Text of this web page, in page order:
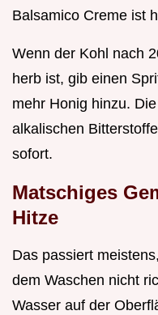
Balsamico Creme ist
Wenn der Kohl nach
herb ist, gib einen
mehr Honig hinzu.
alkalischen
sofort.
Matschiges
Hitze
Das passiert
dem Waschen nicht
Wasser auf der